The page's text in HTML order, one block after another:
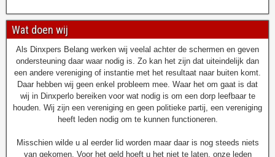
Wat doen wij
Als Dinxpers Belang werken wij veelal achter de schermen en geven
ondersteuning daar waar nodig is. Zo kan het zijn dat uiteindelijk dan
een andere vereniging of instantie met het resultaat naar buiten komt.
Daar hebben wij geen enkel probleem mee. Waar het om gaat is dat
wij in Dinxperlo bereiken voor wat nodig is om een dorp leefbaar te
houden. Wij zijn een vereniging en geen politieke partij, een vereniging
heeft leden nodig om te kunnen functioneren.
Misschien wilde u al eerder lid worden maar daar is nog steeds niets
van gekomen. Voor het geld hoeft u het niet te laten, onze leden